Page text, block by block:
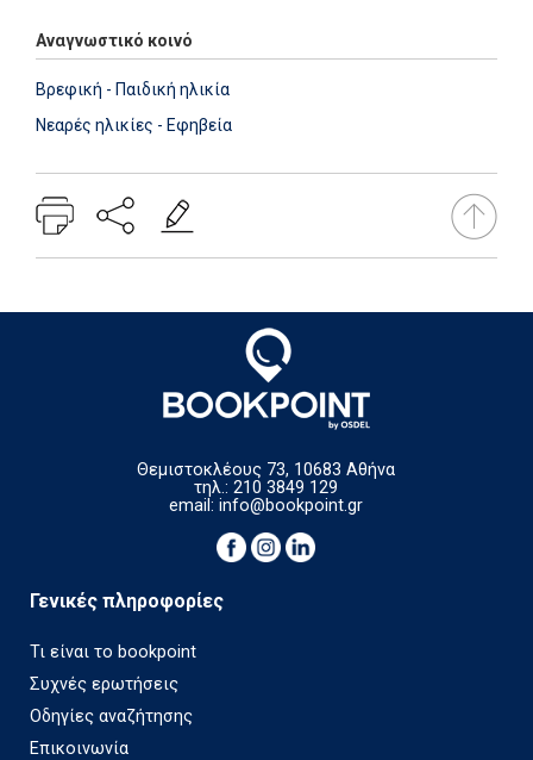
Αναγνωστικό κοινό
Βρεφική - Παιδική ηλικία
Νεαρές ηλικίες - Εφηβεία
Θεμιστοκλέους 73, 10683 Αθήνα
τηλ.: 210 3849 129
email:info@bookpoint.gr
Γενικές πληροφορίες
Τι είναι το bookpoint
Συχνές ερωτήσεις
Οδηγίες αναζήτησης
Επικοινωνία